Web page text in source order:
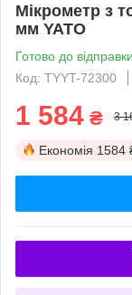
Мікрометр з
мм YATO
Готово до відправки
Код: TYYT-72300
1 584 ₴ 3
Економія 1584